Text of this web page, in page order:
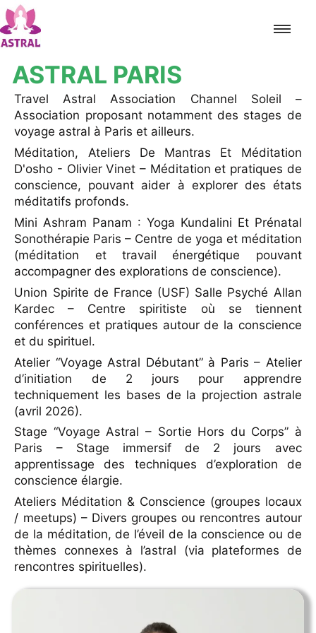
Accueil
Marseille
Toulouse
Nantes
Contact
ASTRAL PARIS
Travel Astral Association Channel Soleil –
Association proposant notamment des stages de
voyage astral à Paris et ailleurs.
Méditation, Ateliers De Mantras Et Méditation
D'osho - Olivier Vinet – Méditation et pratiques de
conscience, pouvant aider à explorer des états
méditatifs profonds.
Mini Ashram Panam : Yoga Kundalini Et Prénatal
Sonothérapie Paris – Centre de yoga et méditation
(méditation et travail énergétique pouvant
accompagner des explorations de conscience).
Union Spirite de France (USF) Salle Psyché Allan
Kardec – Centre spiritiste où se tiennent
conférences et pratiques autour de la conscience
et du spirituel.
Atelier “Voyage Astral Débutant” à Paris – Atelier
d’initiation de 2 jours pour apprendre
techniquement les bases de la projection astrale
(avril 2026).
Stage “Voyage Astral – Sortie Hors du Corps” à
Paris – Stage immersif de 2 jours avec
apprentissage des techniques d’exploration de
conscience élargie.
Ateliers Méditation & Conscience (groupes locaux
/ meetups) – Divers groupes ou rencontres autour
de la méditation, de l’éveil de la conscience ou de
thèmes connexes à l’astral (via plateformes de
rencontres spirituelles).